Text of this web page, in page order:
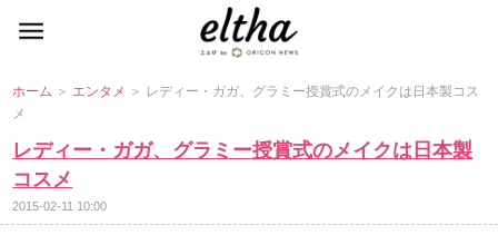
ホーム ＞ エンタメ ＞ レディー・ガガ、グラミー授賞式のメイクは日本製コス
メ
レディー・ガガ、グラミー授賞式のメイクは日本製
コスメ
2015-02-11 10:00